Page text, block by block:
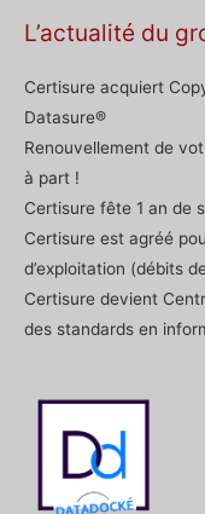
L’actualité du
Certisure acquiert
Datasure®
Renouvellement de
à part !
Certisure fête 1 an de
Certisure est agréé
d’exploitation (débits
Certisure devient
des standards en